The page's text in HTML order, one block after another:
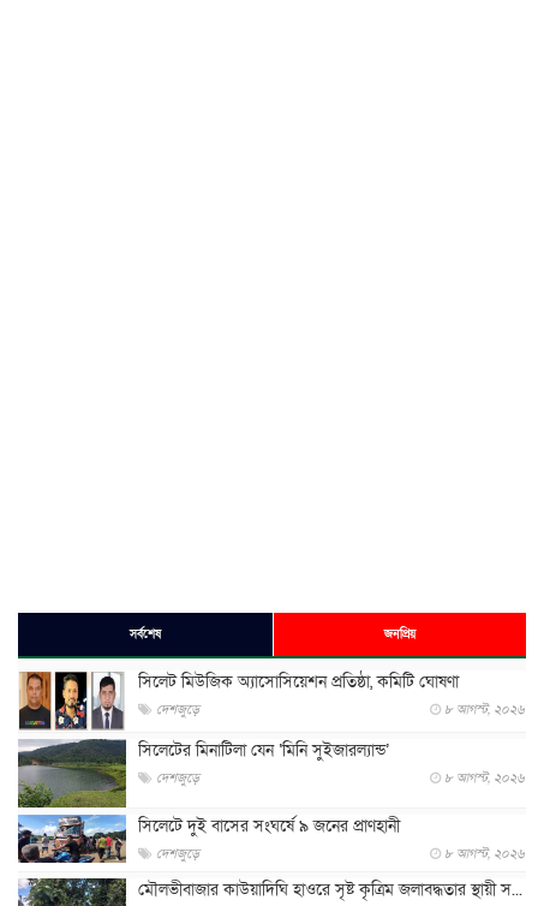
সর্বশেষ জনপ্রিয়
সিলেট মিউজিক অ্যাসোসিয়েশন প্রতিষ্ঠা, কমিটি ঘোষণা
দেশজুড়ে ৮ আগস্ট, ২০২৬
সিলেটের মিনাটিলা যেন ‘মিনি সুইজারল্যান্ড’
দেশজুড়ে ৮ আগস্ট, ২০২৬
সিলেটে দুই বাসের সংঘর্ষে ৯ জনের প্রাণহানী
দেশজুড়ে ৮ আগস্ট, ২০২৬
মৌলভীবাজার কাউয়াদিঘি হাওরে সৃষ্ট কৃত্রিম জলাবদ্ধতার স্থায়ী স...